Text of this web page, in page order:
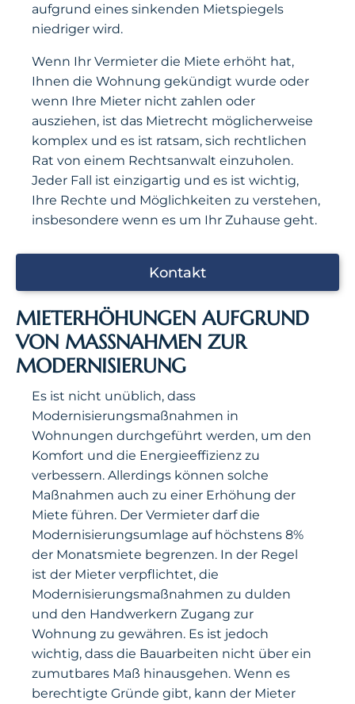
aufgrund eines sinkenden Mietspiegels
niedriger wird.
Wenn Ihr Vermieter die Miete erhöht hat,
Ihnen die Wohnung gekündigt wurde oder
wenn Ihre Mieter nicht zahlen oder
ausziehen, ist das Mietrecht möglicherweise
komplex und es ist ratsam, sich rechtlichen
Rat von einem Rechtsanwalt einzuholen.
Jeder Fall ist einzigartig und es ist wichtig,
Ihre Rechte und Möglichkeiten zu verstehen,
insbesondere wenn es um Ihr Zuhause geht.
Kontakt
MIETERHÖHUNGEN AUFGRUND
VON MASSNAHMEN ZUR M
ODERNISIERUNG
Es ist nicht unüblich, dass
Modernisierungsmaßnahmen in
Wohnungen durchgeführt werden, um den
Komfort und die Energieeffizienz zu
verbessern. Allerdings können solche
Maßnahmen auch zu einer Erhöhung der
Miete führen. Der Vermieter darf die
Modernisierungsumlage auf höchstens 8%
der Monatsmiete begrenzen. In der Regel
ist der Mieter verpflichtet, die
Modernisierungsmaßnahmen zu dulden
und den Handwerkern Zugang zur
Wohnung zu gewähren. Es ist jedoch
wichtig, dass die Bauarbeiten nicht über ein
zumutbares Maß hinausgehen. Wenn es
berechtigte Gründe gibt, kann der Mieter